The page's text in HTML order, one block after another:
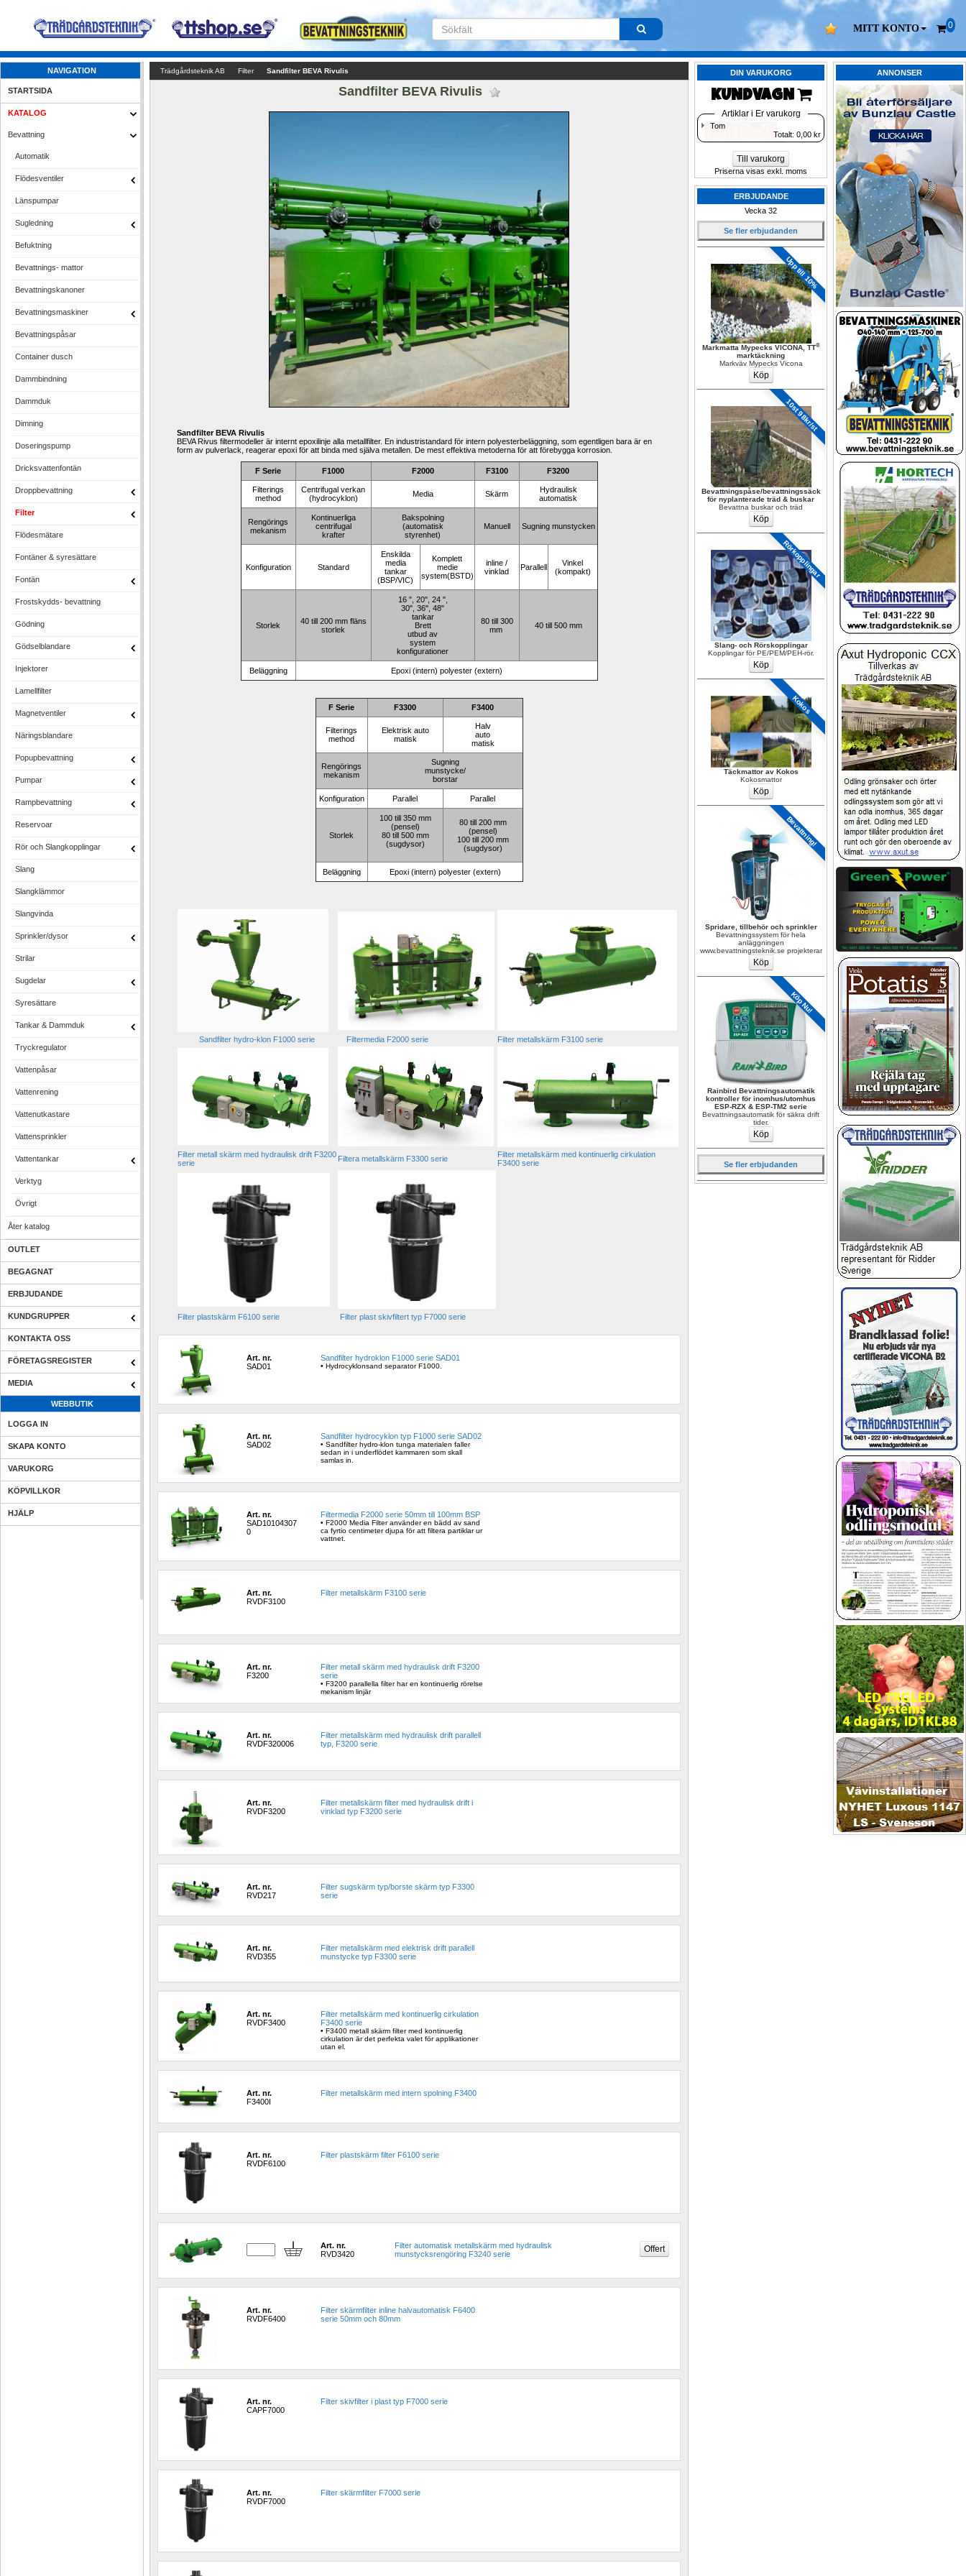
MITT KONTO 0
NAVIGATION
STARTSIDA
KATALOG
Bevattning
Automatik
Flödesventiler
Länspumpar
Sugledning
Befuktning
Bevattnings- mattor
Bevattningskanoner
Bevattningsmaskiner
Bevattningspåsar
Container dusch
Dammbindning
Dammduk
Dimning
Doseringspump
Dricksvattenfontän
Droppbevattning
Filter
Flödesmätare
Fontäner & syresättare
Fontän
Frostskydds- bevattning
Gödning
Gödselblandare
Injektorer
Lamellfilter
Magnetventiler
Näringsblandare
Popupbevattning
Pumpar
Rampbevattning
Reservoar
Rör och Slangkopplingar
Slang
Slangklämmor
Slangvinda
Sprinkler/dysor
Strilar
Sugdelar
Syresättare
Tankar & Dammduk
Tryckregulator
Vattenpåsar
Vattenrening
Vattenutkastare
Vattensprinkler
Vattentankar
Verktyg
Övrigt
Åter katalog
OUTLET
BEGAGNAT
ERBJUDANDE
KUNDGRUPPER
KONTAKTA OSS
FÖRETAGSREGISTER
MEDIA
WEBBUTIK
LOGGA IN
SKAPA KONTO
VARUKORG
KÖPVILLKOR
HJÄLP
ANNONSER
DIN VARUKORG
KUNDVAGN
Artiklar i Er varukorg
Tom
Totalt: 0,00 kr
Till varukorg
Priserna visas exkl. moms
ERBJUDANDE
Vecka 32
Se fler erbjudanden
Upp till 10%
Markmatta Mypecks VICONA, TT®
marktäckning
Markväv Mypecks Vicona
10st 98kr/st
Bevattningspåse/bevattningssäck
för nyplanterade träd & buskar
Bevattna buskar och träd
Rörkopplingar
Slang- och Rörskopplingar
Kopplingar för PE/PEM/PEH-rör.
Kokos
Täckmattor av Kokos
Kokosmattor
Bevattning!
Spridare, tillbehör och sprinkler
Bevattningssystem för hela
anläggningen
www.bevattningsteknik.se projekterar
Köp Nu!
Rainbird Bevattningsautomatik
kontroller för inomhus/utomhus
ESP-RZX & ESP-TM2 serie
Bevattningsautomatik för säkra drift
tider.
Se fler erbjudanden
Trädgårdsteknik AB Filter Sandfilter BEVA Rivulis
Sandfilter BEVA Rivulis
Sandfilter BEVA Rivulis
BEVA Rivus filtermodeller är internt epoxilinje alla metallfilter. En industristandard för intern polyesterbeläggning, som egentligen bara är en
form av pulverlack, reagerar epoxi för att binda med själva metallen. De mest effektiva metoderna för att förebygga korrosion.
F Serie F1000 F2000 F3100 F3200
Filterings
method
Centrifugal verkan
(hydrocyklon)
Media Skärm
Hydraulisk
automatisk
Rengörings
mekanism
Kontinuerliga
centrifugal
krafter
Bakspolning
(automatisk
styrenhet)
Manuell Sugning munstycken
Konfiguration Standard
Enskilda
media
tankar
(BSP/VIC)
Komplett
medie
system(BSTD)
inline /
vinklad
Parallell
Vinkel
(kompakt)
Storlek
40 till 200 mm fläns
storlek
16 ", 20", 24 ",
30", 36", 48"
tankar
Brett
utbud av
system
konfigurationer
80 till 300
mm
40 till 500 mm
Beläggning Epoxi (intern) polyester (extern)
F Serie F3300 F3400
Filterings
method
Elektrisk auto
matisk
Halv
auto
matisk
Rengörings
mekanism
Sugning
munstycke/
borstar
Konfiguration Parallel Parallel
Storlek
100 till 350 mm
(pensel)
80 till 500 mm
(sugdysor)
80 till 200 mm
(pensel)
100 till 200 mm
(sugdysor)
Beläggning Epoxi (intern) polyester (extern)
Sandfilter hydro-klon F1000 serie Filtermedia F2000 serie Filter metallskärm F3100 serie
Filter metall skärm med hydraulisk drift F3200
serie
Filtera metallskärm F3300 serie
Filter metallskärm med kontinuerlig cirkulation
F3400 serie
Filter plastskärm F6100 serie Filter plast skivfiltert typ F7000 serie
Art. nr.
SAD01
Sandfilter hydroklon F1000 serie SAD01
• Hydrocyklonsand separator F1000.
Art. nr.
SAD02
Sandfilter hydrocyklon typ F1000 serie SAD02
• Sandfilter hydro-klon tunga materialen faller
sedan in i underflödet kammaren som skall
samlas in.
Art. nr.
SAD10104307
0
Filtermedia F2000 serie 50mm till 100mm BSP
• F2000 Media Filter använder en bädd av sand
ca fyrtio centimeter djupa för att filtera partiklar ur
vattnet.
Art. nr.
RVDF3100
Filter metallskärm F3100 serie
Art. nr.
F3200
Filter metall skärm med hydraulisk drift F3200
serie
• F3200 parallella filter har en kontinuerlig rörelse
mekanism linjär
Art. nr.
RVDF320006
Filter metallskärm med hydraulisk drift parallell
typ, F3200 serie
Art. nr.
RVDF3200
Filter metallskärm filter med hydraulisk drift i
vinklad typ F3200 serie
Art. nr.
RVD217
Filter sugskärm typ/borste skärm typ F3300
serie
Art. nr.
RVD355
Filter metallskärm med elektrisk drift parallell
munstycke typ F3300 serie
Art. nr.
RVDF3400
Filter metallskärm med kontinuerlig cirkulation
F3400 serie
• F3400 metall skärm filter med kontinuerlig
cirkulation är det perfekta valet för applikationer
utan el.
Art. nr.
F3400I
Filter metallskärm med intern spolning F3400
Art. nr.
RVDF6100
Filter plastskärm filter F6100 serie
Art. nr.
RVD3420
Filter automatisk metallskärm med hydraulisk
munstycksrengöring F3240 serie
Art. nr.
RVDF6400
Filter skärmfilter inline halvautomatisk F6400
serie 50mm och 80mm
Art. nr.
CAPF7000
Filter skivfilter i plast typ F7000 serie
Art. nr.
RVDF7000
Filter skärmfilter F7000 serie